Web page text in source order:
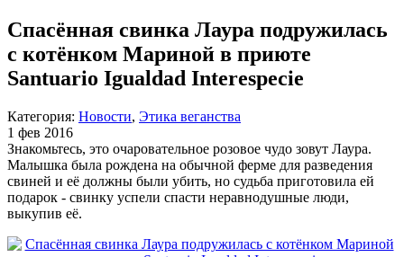
Спасённая свинка Лаура подружилась
с котёнком Мариной в приюте
Santuario Igualdad Interespecie
Категория: Новости, Этика веганства
1 фев 2016
Знакомьтесь, это очаровательное розовое чудо зовут Лаура.
Малышка была рождена на обычной ферме для разведения
свиней и её должны были убить, но судьба приготовила ей
подарок - свинку успели спасти неравнодушные люди,
выкупив её.